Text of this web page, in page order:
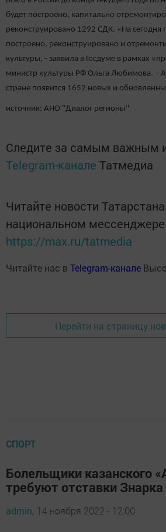
будет построено, капитально
реконструировано 1292 СДК. «На сегодня
построено, реконструировано и
культуры, - заявила в Госдуме в рамках
министр культуры РФ Ольга Любимова. – А
стране появится 1652 новых и
источник: АНО "Диалог регионы"
Следите за самым важным
Telegram-канале Татмедиа
Читайте новости
национальном
https://max.ru/tatmedia
Читайте нас в Telegram-канале
Перейти на страницу
СПОРТ
Болельщики казанского
требуют отставки Знарка
admin, 14 ноября 2022 - 12:00